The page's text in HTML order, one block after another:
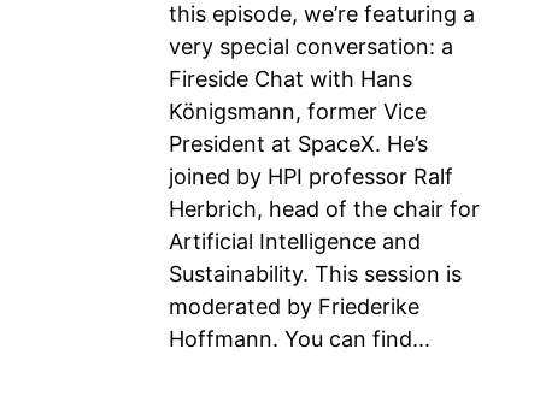
this episode, we’re featuring a
very special conversation: a
Fireside Chat with Hans
Königsmann, former Vice
President at SpaceX. He’s
joined by HPI professor Ralf
Herbrich, head of the chair for
Artificial Intelligence and
Sustainability. This session is
moderated by Friederike
Hoffmann. You can find...